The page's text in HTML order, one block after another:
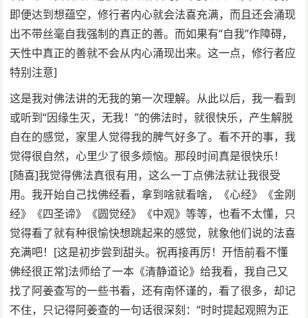
即便达到想蕴空，修行者内心就会法喜充满，而且还会涌现
出不带丝毫自我强制的真正的善。而如果有“自我”作障碍，
天性中真正的善就不会从内心涌现出来。这一点，修行者应
特别注意]
这是我对佛法讲的无我的第一次理解。从此以后，我一看到
或听到“因缘生灭，无我！”的佛法时，就很快乐，产生解脱
自在的感觉，家里人觉得我的脾气好多了。看不开的事，我
觉得很自然，心里少了很多烦恼。那段时间真是很快乐！
[随喜]我觉得佛法真很有用，这么一丁点佛法就让我很受
用。我开始自己找佛经看，拿到啥就看啥，《心经》《金刚
经》《四圣谛》《圆觉经》《中观》等等，也看不太懂，只
觉得看了就有种很愉快想跳起来的感觉，就象他们说的法喜
充满吧！[这是初步尝到甜头。祝再接再厉！开悟前看不懂
佛经很正常]法师给了一本《清静道论》给我看，我自己又
找了阿姜查写的一些书看，还有南怀谨的，看了很多，却记
不住，只记得阿姜查的一句话很深刻：“时时提起观照为正